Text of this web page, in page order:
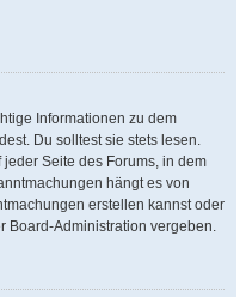
Informationen zu dem
Du solltest sie stets lesen.
Seite des Forums, in dem
hängt es von
erstellen kannst oder
Board-Administration vergeben.